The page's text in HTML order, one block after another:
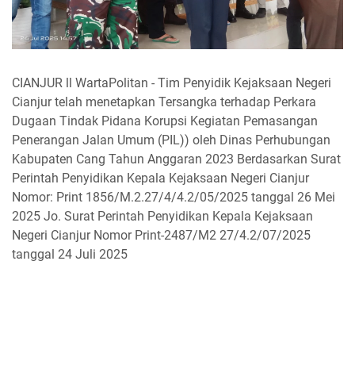
CIANJUR ll WartaPolitan - Tim Penyidik Kejaksaan Negeri
Cianjur telah menetapkan Tersangka terhadap Perkara
Dugaan Tindak Pidana Korupsi Kegiatan Pemasangan
Penerangan Jalan Umum (PIL)) oleh Dinas Perhubungan
Kabupaten Cang Tahun Anggaran 2023 Berdasarkan Surat
Perintah Penyidikan Kepala Kejaksaan Negeri Cianjur
Nomor: Print 1856/M.2.27/4/4.2/05/2025 tanggal 26 Mei
2025 Jo. Surat Perintah Penyidikan Kepala Kejaksaan
Negeri Cianjur Nomor Print-2487/M2 27/4.2/07/2025
tanggal 24 Juli 2025